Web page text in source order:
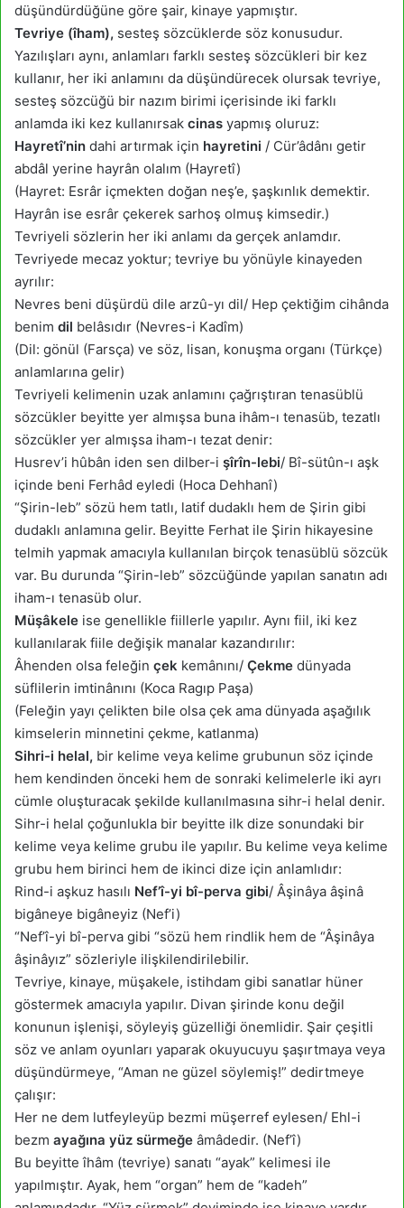
düşündürdüğüne göre şair, kinaye yapmıştır.
Tevriye (îham), sesteş sözcüklerde söz konusudur.
Yazılışları aynı, anlamları farklı sesteş sözcükleri bir kez
kullanır, her iki anlamını da düşündürecek olursak tevriye,
sesteş sözcüğü bir nazım birimi içerisinde iki farklı
anlamda iki kez kullanırsak cinas yapmış oluruz:
Hayretî’nin dahi artırmak için hayretini / Cür’âdânı getir
abdâl yerine hayrân olalım (Hayretî)
(Hayret: Esrâr içmekten doğan neş’e, şaşkınlık demektir.
Hayrân ise esrâr çekerek sarhoş olmuş kimsedir.)
Tevriyeli sözlerin her iki anlamı da gerçek anlamdır.
Tevriyede mecaz yoktur; tevriye bu yönüyle kinayeden
ayrılır:
Nevres beni düşürdü dile arzû-yı dil/ Hep çektiğim cihânda
benim dil belâsıdır (Nevres-i Kadîm)
(Dil: gönül (Farsça) ve söz, lisan, konuşma organı (Türkçe)
anlamlarına gelir)
Tevriyeli kelimenin uzak anlamını çağrıştıran tenasüblü
sözcükler beyitte yer almışsa buna ihâm-ı tenasüb, tezatlı
sözcükler yer almışsa iham-ı tezat denir:
Husrev’i hûbân iden sen dilber-i şîrîn-lebi/ Bî-sütûn-ı aşk
içinde beni Ferhâd eyledi (Hoca Dehhanî)
“Şirin-leb” sözü hem tatlı, latif dudaklı hem de Şirin gibi
dudaklı anlamına gelir. Beyitte Ferhat ile Şirin hikayesine
telmih yapmak amacıyla kullanılan birçok tenasüblü sözcük
var. Bu durunda “Şirin-leb” sözcüğünde yapılan sanatın adı
iham-ı tenasüb olur.
Müşâkele ise genellikle fiillerle yapılır. Aynı fiil, iki kez
kullanılarak fiile değişik manalar kazandırılır:
Âhenden olsa feleğin çek kemânını/ Çekme dünyada
süflilerin imtinânını (Koca Ragıp Paşa)
(Feleğin yayı çelikten bile olsa çek ama dünyada aşağılık
kimselerin minnetini çekme, katlanma)
Sihri-i helal, bir kelime veya kelime grubunun söz içinde
hem kendinden önceki hem de sonraki kelimelerle iki ayrı
cümle oluşturacak şekilde kullanılmasına sihr-i helal denir.
Sihr-i helal çoğunlukla bir beyitte ilk dize sonundaki bir
kelime veya kelime grubu ile yapılır. Bu kelime veya kelime
grubu hem birinci hem de ikinci dize için anlamlıdır:
Rind-i aşkuz hasılı Nef’î-yi bî-perva gibi/ Âşinâya âşinâ
bigâneye bigâneyiz (Nef’i)
“Nef’î-yi bî-perva gibi “sözü hem rindlik hem de “Âşinâya
âşinâyız” sözleriyle ilişkilendirilebilir.
Tevriye, kinaye, müşakele, istihdam gibi sanatlar hüner
göstermek amacıyla yapılır. Divan şirinde konu değil
konunun işlenişi, söyleyiş güzelliği önemlidir. Şair çeşitli
söz ve anlam oyunları yaparak okuyucuyu şaşırtmaya veya
düşündürmeye, “Aman ne güzel söylemiş!” dedirtmeye
çalışır:
Her ne dem lutfeyleyüp bezmi müşerref eylesen/ Ehl-i
bezm ayağına yüz sürmeğe âmâdedir. (Nef’î)
Bu beyitte îhâm (tevriye) sanatı “ayak” kelimesi ile
yapılmıştır. Ayak, hem “organ” hem de “kadeh”